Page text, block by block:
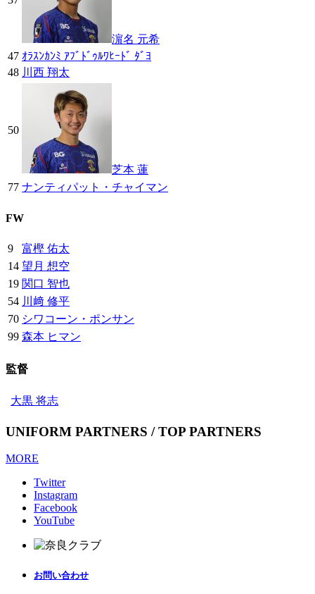
濵名 元希
47 ｵﾗｽﾝｶﾝﾐ ｱﾌﾞﾄﾞｩﾙﾜﾋｰﾄﾞ ﾀﾞﾖ
48 川西 翔太
50
芝本 蓮
77 ナンティパット・チャイマン
FW
9
富樫 佑太
14 望月 想空
19 関口 智也
54 川﨑 修平
70 シワコーン・ポンサン
99 森本 ヒマン
監督
大黒 将志
UNIFORM PARTNERS / TOP PARTNERS
MORE
Twitter
Instagram
Facebook
YouTube
お問い合わせ